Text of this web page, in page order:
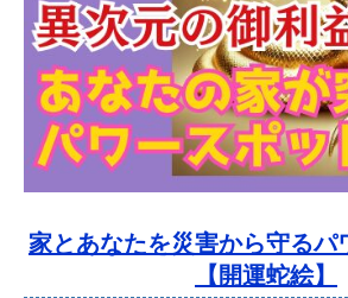
家とあなたを災害から守るパ
【開運蛇絵】